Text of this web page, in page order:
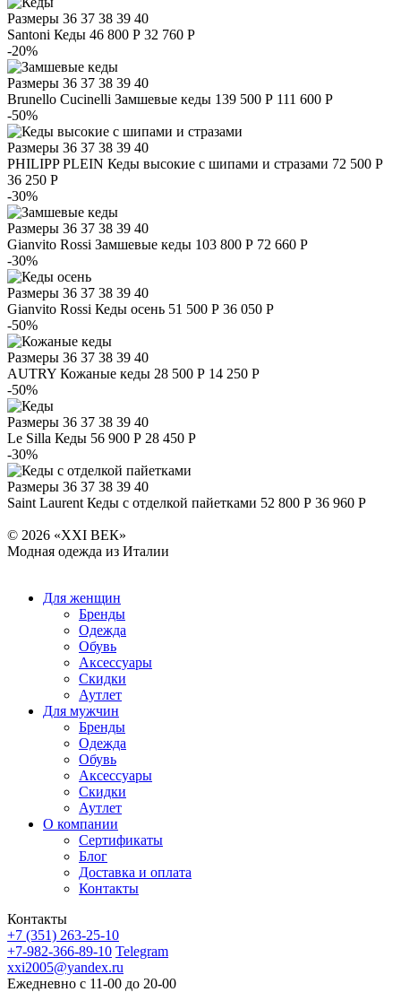
Размеры 36 37 38 39 40
Santoni Кеды 46 800 Р 32 760 Р
-20%
Размеры 36 37 38 39 40
Brunello Cucinelli Замшевые кеды 139 500 Р 111 600 Р
-50%
Размеры 36 37 38 39 40
PHILIPP PLEIN Кеды высокие с шипами и стразами 72 500 Р
36 250 Р
-30%
Размеры 36 37 38 39 40
Gianvito Rossi Замшевые кеды 103 800 Р 72 660 Р
-30%
Размеры 36 37 38 39 40
Gianvito Rossi Кеды осень 51 500 Р 36 050 Р
-50%
Размеры 36 37 38 39 40
AUTRY Кожаные кеды 28 500 Р 14 250 Р
-50%
Размеры 36 37 38 39 40
Le Silla Кеды 56 900 Р 28 450 Р
-30%
Размеры 36 37 38 39 40
Saint Laurent Кеды с отделкой пайетками 52 800 Р 36 960 Р
© 2026 «XXI ВЕК»
Модная одежда из Италии
Для женщин
Бренды
Одежда
Обувь
Аксессуары
Скидки
Аутлет
Для мужчин
Бренды
Одежда
Обувь
Аксессуары
Скидки
Аутлет
О компании
Сертификаты
Блог
Доставка и оплата
Контакты
Контакты
+7 (351) 263-25-10
+7-982-366-89-10 Telegram
xxi2005@yandex.ru
Ежедневно с 11-00 до 20-00